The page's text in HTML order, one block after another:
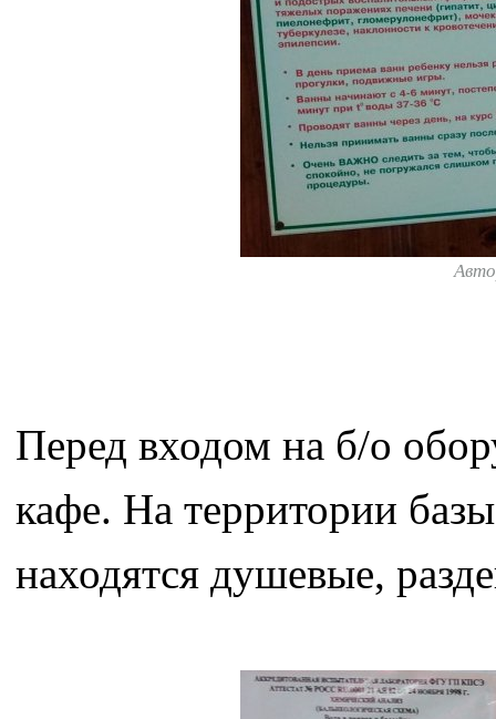
Перед входом на б/о
кафе. На территории
находятся душевые,